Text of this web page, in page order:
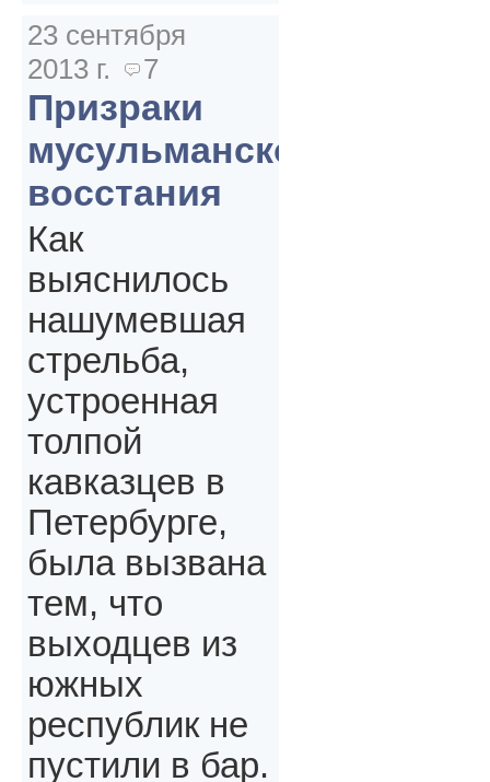
23 сентября
2013 г.
7
Призраки
мусульманского
восстания
Как
выяснилось
нашумевшая
стрельба,
устроенная
толпой
кавказцев в
Петербурге,
была вызвана
тем, что
выходцев из
южных
республик не
пустили в бар.